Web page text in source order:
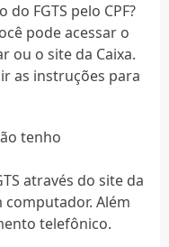
FGTS pelo CPF?
pode acessar o
ou o site da Caixa.
as instruções para
tenho
através do site da
computador. Além
telefônico.